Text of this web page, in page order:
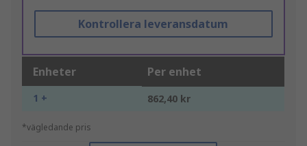
Kontrollera leveransdatum
Enheter Per enhet
1 + 862,40 kr
*vägledande pris